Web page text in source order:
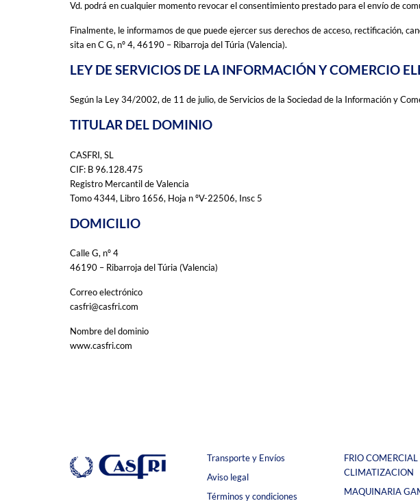
Vd. podrá en cualquier momento revocar el consentimiento prestado para el envío de
Finalmente, le informamos de que puede ejercer sus derechos de acceso, rectificación,
sita en C G, nº 4, 46190 – Ribarroja del Túria (Valencia).
LEY DE SERVICIOS DE LA INFORMACIÓN Y COMERCIO
Según la Ley 34/2002, de 11 de julio, de Servicios de la Sociedad de la Información y
TITULAR DEL DOMINIO
CASFRI, SL
CIF: B 96.128.475
Registro Mercantil de Valencia
Tomo 4344, Libro 1656, Hoja n ºV-22506, Insc 5
DOMICILIO
Calle G, nº 4
46190 – Ribarroja del Túria (Valencia)
Correo electrónico
casfri@casfri.com
Nombre del dominio
www.casfri.com
Transporte y Envíos
Aviso legal
Términos y condiciones
FRIO COMERCIAL
CLIMATIZACION
MAQUINARIA